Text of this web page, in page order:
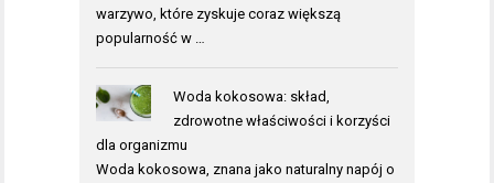
warzywo, które zyskuje coraz większą
popularność w …
Woda kokosowa: skład,
zdrowotne właściwości i korzyści
dla organizmu
Woda kokosowa, znana jako naturalny napój o